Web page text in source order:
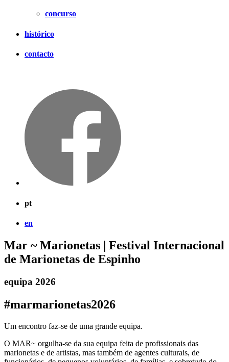
concurso
histórico
contacto
pt
en
Mar ~ Marionetas | Festival Internacional
de Marionetas de Espinho
equipa 2026
#marmarionetas2026
Um encontro faz-se de uma grande equipa.
O MAR~ orgulha-se da sua equipa feita de profissionais das
marionetas e de artistas, mas também de agentes culturais, de